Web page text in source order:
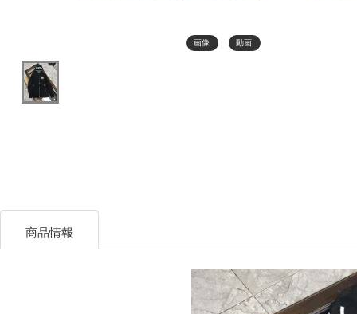
画像 動画
商品情報